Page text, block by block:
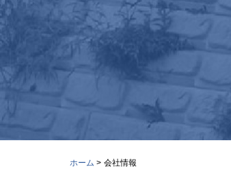
ホーム > 会社情報